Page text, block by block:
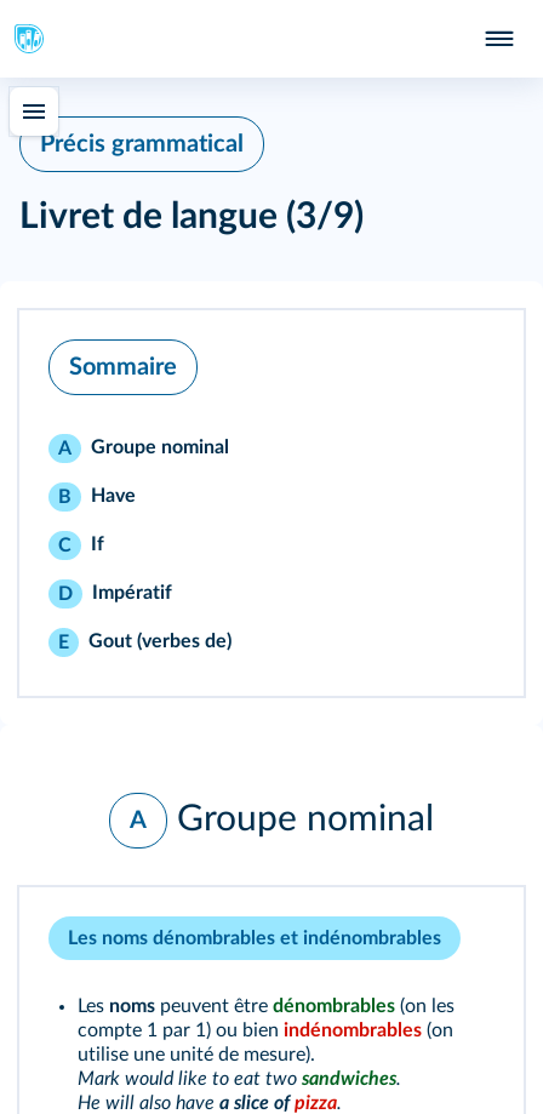
Précis grammatical
Livret de langue (3/9)
Sommaire
A Groupe nominal
B Have
C If
D Impératif
E Gout (verbes de)
A Groupe nominal
Les noms dénombrables et indénombrables
Les noms peuvent être dénombrables (on les
compte 1 par 1) ou bien indénombrables (on
utilise une unité de mesure).
Mark would like to eat two sandwiches.
He will also have a slice of pizza.